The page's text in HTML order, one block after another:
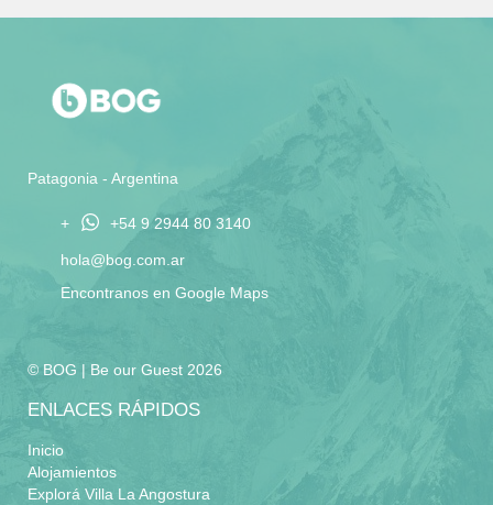
Patagonia - Argentina
+ +54 9 2944 80 3140
hola@bog.com.ar
Encontranos en Google Maps
© BOG | Be our Guest 2026
ENLACES RÁPIDOS
Inicio
Alojamientos
Explorá Villa La Angostura